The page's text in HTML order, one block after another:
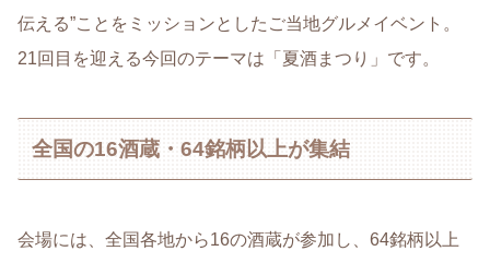
伝える”ことをミッションとしたご当地グルメイベント。
21回目を迎える今回のテーマは「夏酒まつり」です。
全国の16酒蔵・64銘柄以上が集結
会場には、全国各地から16の酒蔵が参加し、64銘柄以上